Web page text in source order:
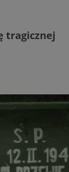
tragicznej